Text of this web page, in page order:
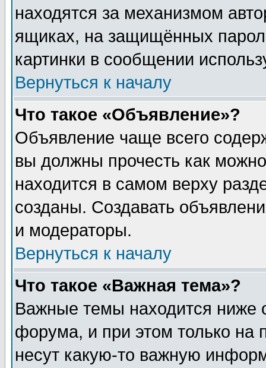
находятся за механизмом
ящиках, на защищённых
картинки в сообщении
Вернуться к началу
Что такое «Объявление»?
Объявление чаще всего
вы должны прочесть как
находится в самом верху
созданы. Создавать
и модераторы.
Вернуться к началу
Что такое «Важная тема»?
Важные темы находится ниже
форума, и при этом только на
несут какую-то важную